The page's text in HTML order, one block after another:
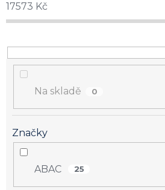
17573 Kč
Na skladě 0
Značky
ABAC 25